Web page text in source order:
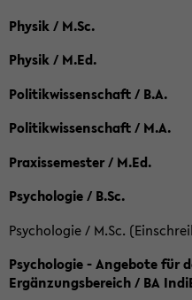
Physik / M.Sc.
Physik / M.Ed.
Politikwissenschaft / B.A.
Politikwissenschaft / M.A.
Praxissemester / M.Ed.
Psychologie / B.Sc.
Psychologie / M.Sc.
Psychologie - Angebote für
Ergänzungsbereich / BA